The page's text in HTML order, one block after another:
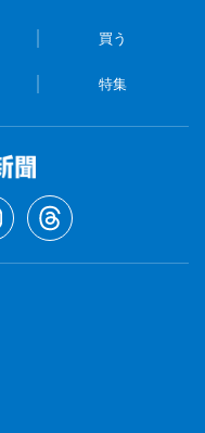
買う
特集